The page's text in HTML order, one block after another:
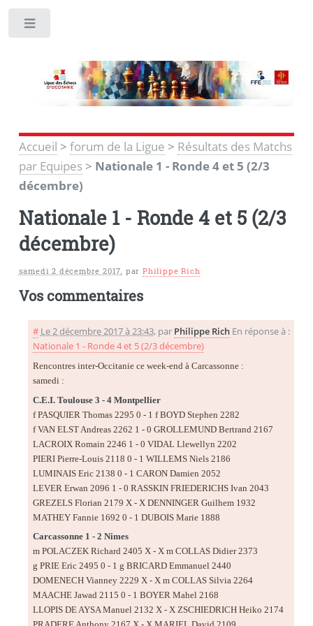
Accueil > forum de la Ligue > Résultats des Matchs
par Equipes> Nationale 1 - Ronde 4 et 5 (2/3
décembre)
Nationale 1 - Ronde 4 et 5 (2/3
décembre)
samedi 2 décembre 2017, parPhilippe Rich
Vos commentaires
# Le 2 décembre 2017 à 23:43, par Philippe Rich En réponse à :
Nationale 1 - Ronde 4 et 5 (2/3 décembre)
Rencontres inter-Occitanie ce week-end à Carcassonne :
samedi :
C.E.I. Toulouse 3 - 4 Montpellier
f PASQUIER Thomas 2295 0 - 1 f BOYD Stephen 2282
f VAN ELST Andreas 2262 1 - 0 GROLLEMUND Bertrand 2167
LACROIX Romain 2246 1 - 0 VIDAL Llewellyn 2202
PIERI Pierre-Louis 2118 0 - 1 WILLEMS Niels 2186
LUMINAIS Eric 2138 0 - 1 CARON Damien 2052
LEVER Erwan 2096 1 - 0 RASSKIN FRIEDERICHS Ivan 2043
GREZELS Florian 2179 X - X DENNINGER Guilhem 1932
MATHEY Fannie 1692 0 - 1 DUBOIS Marie 1888
Carcassonne 1 - 2 Nimes
m POLACZEK Richard 2405 X - X m COLLAS Didier 2373
g PRIE Eric 2495 0 - 1 g BRICARD Emmanuel 2440
DOMENECH Vianney 2229 X - X m COLLAS Silvia 2264
MAACHE Jawad 2115 0 - 1 BOYER Mahel 2168
LLOPIS DE AYSA Manuel 2132 X - X ZSCHIEDRICH Heiko 2174